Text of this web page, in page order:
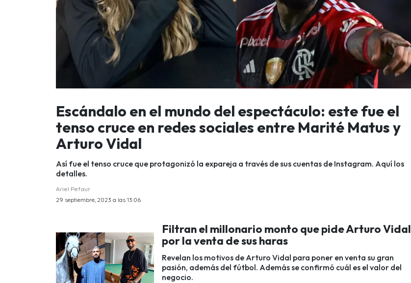
Escándalo en el mundo del espectáculo: este fue el
tenso cruce en redes sociales entre Marité Matus y
Arturo Vidal
Así fue el tenso cruce que protagonizó la expareja a través de sus cuentas de Instagram. Aquí los
detalles.
Ariel Pefaur
29 septiembre, 2023 a las 13:06
Filtran el millonario monto que pide Arturo Vidal
por la venta de sus haras
Revelan los motivos de Arturo Vidal para poner en venta su gran
pasión, además del fútbol. Además se confirmó cuál es el valor del
negocio.